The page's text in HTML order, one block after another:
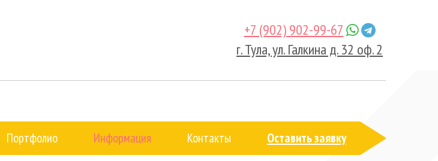
+7 (902) 902-99-67
г. Тула, ул. Галкина д. 32 оф. 2
Портфолио Информация Контакты Оставить заявку